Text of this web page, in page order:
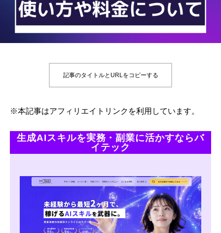
記事のタイトルとURLをコピーする
※本記事はアフィリエイトリンクを利用しています。
生成AIスキルを実務・副業に活かすならバ
イテック